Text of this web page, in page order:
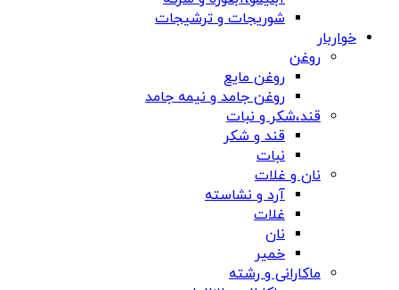
شوریجات و ترشیجات
خواربار
روغن
روغن مایع
روغن جامد و نیمه جامد
قند،شکر و نبات
قند و شکر
نبات
نان و غلات
آرد و نشاسته
غلات
نان
خمیر
ماکارانی و رشته